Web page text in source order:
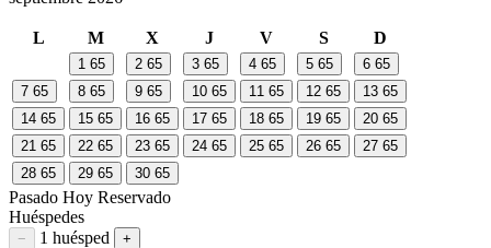
L M X J V S D
1 65 2 65 3 65 4 65 5 65 6 65
7 65 8 65 9 65 10 65 11 65 12 65 13 65
14 65 15 65 16 65 17 65 18 65 19 65 20 65
21 65 22 65 23 65 24 65 25 65 26 65 27 65
28 65 29 65 30 65
Pasado Hoy Reservado
Huéspedes
Restar huésped
− 1 huésped Sumar huésped
+